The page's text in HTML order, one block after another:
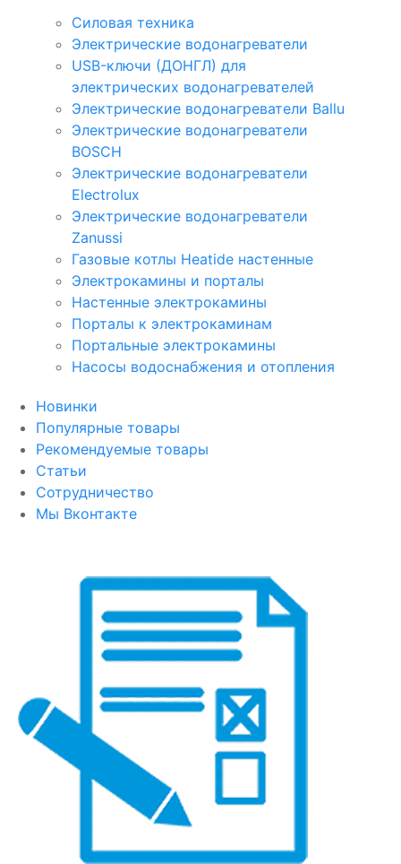
Силовая техника
Электрические водонагреватели
USB-ключи (ДОНГЛ) для
электрических водонагревателей
Электрические водонагреватели Ballu
Электрические водонагреватели
BOSCH
Электрические водонагреватели
Electrolux
Электрические водонагреватели
Zanussi
Газовые котлы Heatide настенные
Электрокамины и порталы
Настенные электрокамины
Порталы к электрокаминам
Портальные электрокамины
Насосы водоснабжения и отопления
Новинки
Популярные товары
Рекомендуемые товары
Статьи
Сотрудничество
Мы Вконтакте